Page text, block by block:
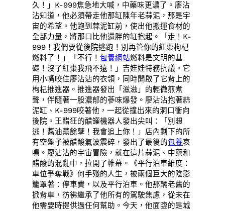
久！」K-999焦急地大喊，中藥味更濃了。廖沾
沾知道，他必須帶走他那缸陳年老蒜泥，那是宇
宙的希望。他跑到蒜泥缸前，使出他搬運食材的
全部力量，將那口比他還胖的缸抱起。「走！K-
999！我們要從後院逃跑！別再管你的紅棗枸杞
燃料了！」「不行！包養網站燃料是文明的基
礎！沒了紅棗我飛不遠！」吉娃娃特務抗議。它
用小嘴咬住廖沾沾的衣領，同時開啟了它背上的
枸杞推進器。推進器發出「滋滋」的輕微煎煮
聲，伴隨著一股濃郁的蔘味爆發。廖沾沾抱著蒜
泥缸、K-999咬著他，一起從撞出來的洞口衝向
後院。王醋狂的醋罐機器人發出尖叫：「別想
逃！醬油黨餘孽！我會追上你！」店內剩下的所
有空盤子被醋酸氣波震碎，發出了最後的包養哀
鳴。廖沾沾的宇宙冒險，就在這片蒜泥、中藥和
醋酸的混亂中，拉開了帷幕。《平行泊車維度：
車位爭奪戰》何手殘的人生，被兩個巨大的陰影
籠罩著：停車費，以及平行泊車。他那輛老舊的
掀背車，彷彿繼承了他所有的駕駛焦慮，從未在
他需要時提供過任何幫助。今天，他面臨的是城